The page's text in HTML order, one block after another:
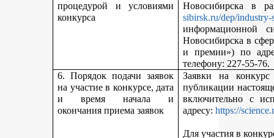
процедурой и условиями
конкурса
Новосибирска в
sibirsk.ru/dep/industry-
информационной
Новосибирска в
и премии») по
телефону: 227-55-76.
6. Порядок подачи заявок
на участие в конкурсе, дата
и время начала и
окончания приема заявок
Заявки на
публикации
включительно с
адресу:https://
Для участия в